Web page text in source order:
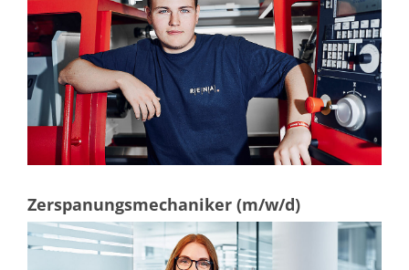
Zerspanungsmechaniker (m/w/d)